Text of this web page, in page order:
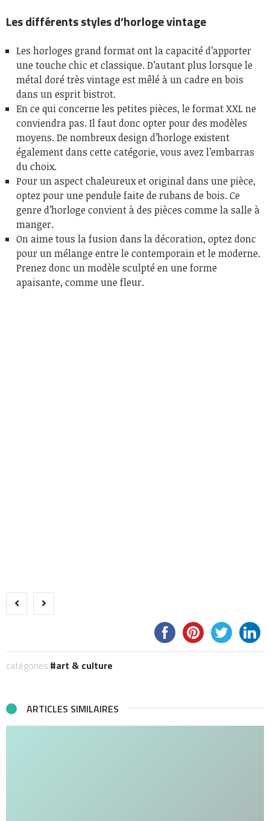
Les différents styles d’horloge vintage
Les horloges grand format ont la capacité d’apporter
une touche chic et classique. D’autant plus lorsque le
métal doré très vintage est mêlé à un cadre en bois
dans un esprit bistrot.
En ce qui concerne les petites pièces, le format XXL ne
conviendra pas. Il faut donc opter pour des modèles
moyens. De nombreux design d’horloge existent
également dans cette catégorie, vous avez l’embarras
du choix.
Pour un aspect chaleureux et original dans une pièce,
optez pour une pendule faite de rubans de bois. Ce
genre d’horloge convient à des pièces comme la salle à
manger.
On aime tous la fusion dans la décoration, optez donc
pour un mélange entre le contemporain et le moderne.
Prenez donc un modèle sculpté en une forme
apaisante, comme une fleur.
catégories: art & culture
ARTICLES SIMILAIRES